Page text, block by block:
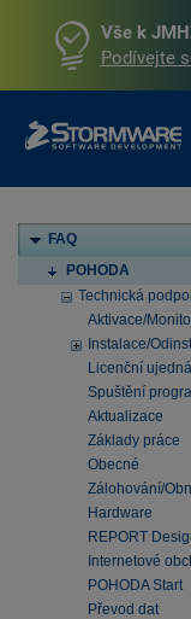
Vše k
Podívejte
FAQ
POHODA
Technická
Aktivace/
Instalace/
Licenční
Spuštění
Aktualizace
Základy práce
Obecné
Zálohování/
Hardware
REPORT
Internetové
POHODA Start
Převod dat